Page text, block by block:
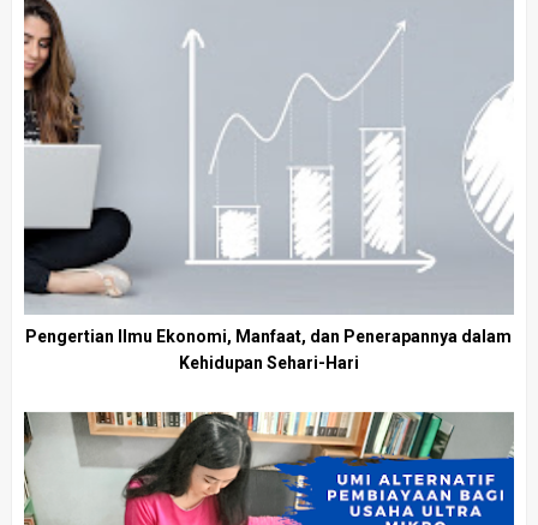
Pengertian Ilmu Ekonomi, Manfaat, dan Penerapannya dalam
Kehidupan Sehari-Hari